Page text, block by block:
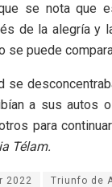
se nota que
de la alegría y
se puede
se
a sus autos
para
Télam.
2022 Triunfo de